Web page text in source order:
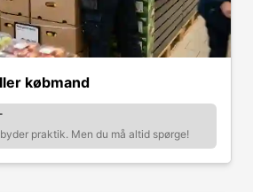
købmand
praktik. Men du må altid spørge!